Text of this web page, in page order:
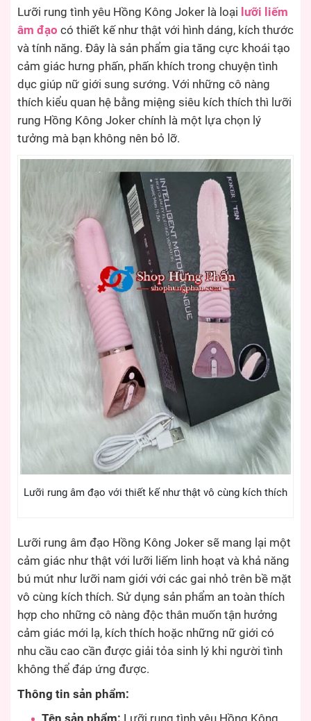
Lưỡi rung tình yêu Hồng Kông Joker là loại lưỡi liếm
âm đạo có thiết kế như thật với hình dáng, kích thước
và tính năng. Đây là sản phẩm gia tăng cực khoái tạo
cảm giác hưng phấn, phấn khích trong chuyện tình
dục giúp nữ giới sung sướng. Với những cô nàng
thích kiểu quan hệ bằng miệng siêu kích thích thì lưỡi
rung Hồng Kông Joker chính là một lựa chọn lý
tưởng mà bạn không nên bỏ lỡ.
Lưỡi rung âm đạo với thiết kế như thật vô cùng kích thích
Lưỡi rung âm đạo Hồng Kông Joker sẽ mang lại một
cảm giác như thật với lưỡi liếm linh hoạt và khả năng
bú mút như lưỡi nam giới với các gai nhỏ trên bề mặt
vô cùng kích thích. Sử dụng sản phẩm an toàn thích
hợp cho những cô nàng độc thân muốn tận hưởng
cảm giác mới lạ, kích thích hoặc những nữ giới có
nhu cầu cao cần được giải tỏa sinh lý khi người tình
không thể đáp ứng được.
Thông tin sản phẩm: